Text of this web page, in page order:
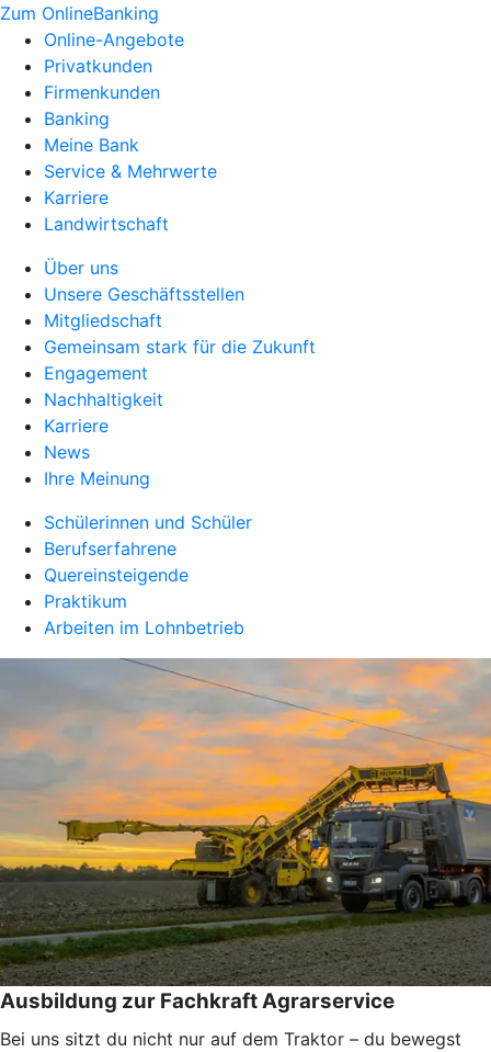
Zum OnlineBanking
Online-Angebote
Privatkunden
Firmenkunden
Banking
Meine Bank
Service & Mehrwerte
Karriere
Landwirtschaft
Über uns
Unsere Geschäftsstellen
Mitgliedschaft
Gemeinsam stark für die Zukunft
Engagement
Nachhaltigkeit
Karriere
News
Ihre Meinung
Schülerinnen und Schüler
Berufserfahrene
Quereinsteigende
Praktikum
Arbeiten im Lohnbetrieb
Ausbildung zur Fachkraft Agrarservice
Bei uns sitzt du nicht nur auf dem Traktor – du bewegst